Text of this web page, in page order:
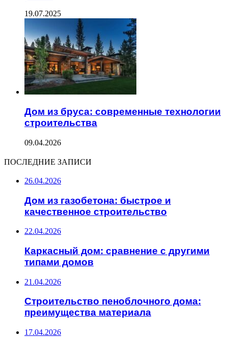
19.07.2025
Дом из бруса: современные технологии
строительства
09.04.2026
ПОСЛЕДНИЕ ЗАПИСИ
26.04.2026
Дом из газобетона: быстрое и
качественное строительство
22.04.2026
Каркасный дом: сравнение с другими
типами домов
21.04.2026
Строительство пеноблочного дома:
преимущества материала
17.04.2026